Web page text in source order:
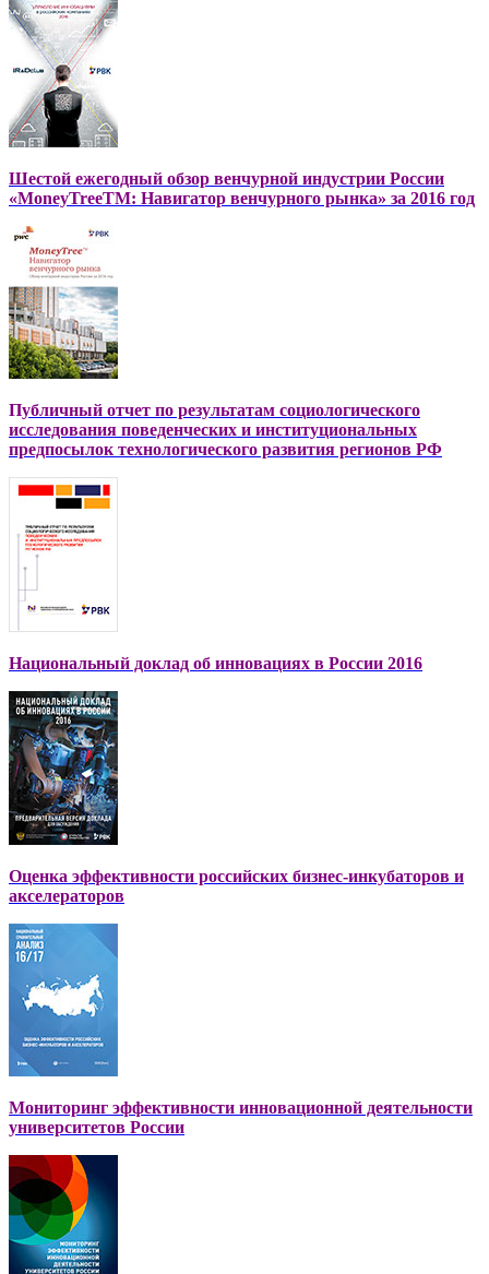
Шестой ежегодный обзор венчурной индустрии России
«MoneyTreeTM: Навигатор венчурного рынка» за 2016 год
Публичный отчет по результатам социологического
исследования поведенческих и институциональных
предпосылок технологического развития регионов РФ
Национальный доклад об инновациях в России 2016
Оценка эффективности российских бизнес-инкубаторов и
акселераторов
Мониторинг эффективности инновационной деятельности
университетов России